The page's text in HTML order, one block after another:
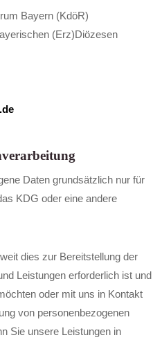
Bayern (KdöR)
(Erz)Diözesen
Daten grundsätzlich nur für
KDG oder eine andere
dies zur Bereitstellung der
Leistungen erforderlich ist und
oder mit uns in Kontakt
von personenbezogenen
Sie unsere Leistungen in